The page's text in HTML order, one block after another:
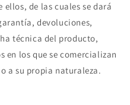
de las cuales se dará
devoluciones,
técnica del producto,
en los que se comercializan
a su propia naturaleza.